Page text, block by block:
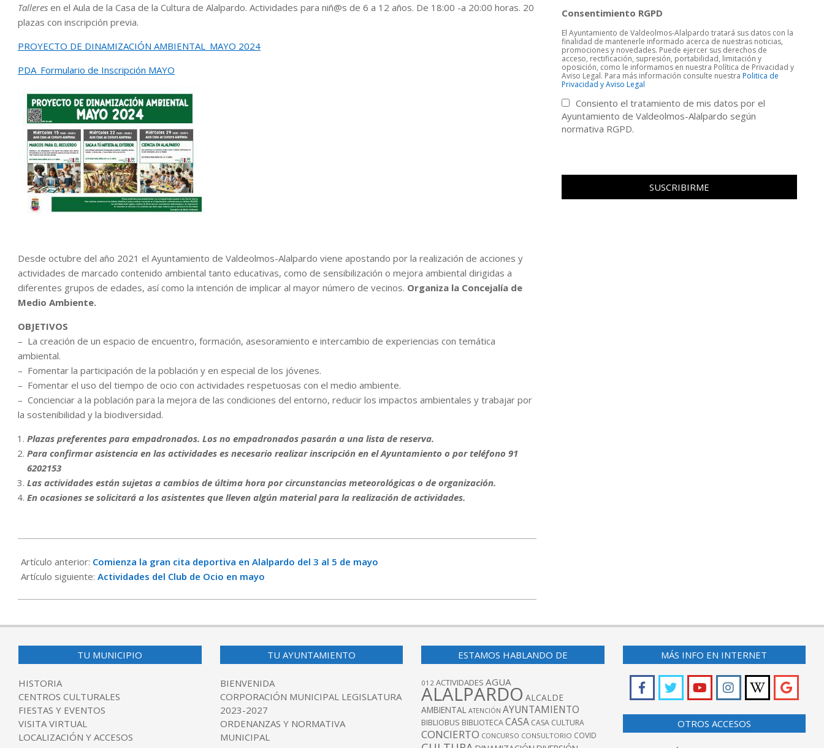
Talleres en el Aula de la Casa de la Cultura de Alalpardo. Actividades para niñ@s de 6 a 12 años. De 18:00 -a 20:00 horas. 20
plazas con inscripción previa.
PROYECTO DE DINAMIZACIÓN AMBIENTAL_MAYO 2024
PDA_Formulario de Inscripción MAYO
Desde octubre del año 2021 el Ayuntamiento de Valdeolmos-Alalpardo viene apostando por la realización de acciones y
actividades de marcado contenido ambiental tanto educativas, como de sensibilización o mejora ambiental dirigidas a
diferentes grupos de edades, así como la intención de implicar al mayor número de vecinos. Organiza la Concejalía de
Medio Ambiente.
OBJETIVOS
– La creación de un espacio de encuentro, formación, asesoramiento e intercambio de experiencias con temática
ambiental.
– Fomentar la participación de la población y en especial de los jóvenes.
– Fomentar el uso del tiempo de ocio con actividades respetuosas con el medio ambiente.
– Concienciar a la población para la mejora de las condiciones del entorno, reducir los impactos ambientales y trabajar por
la sostenibilidad y la biodiversidad.
Plazas preferentes para empadronados. Los no empadronados pasarán a una lista de reserva.
Para confirmar asistencia en las actividades es necesario realizar inscripción en el Ayuntamiento o por teléfono 91
6202153
Las actividades están sujetas a cambios de última hora por circunstancias meteorológicas o de organización.
En ocasiones se solicitará a los asistentes que lleven algún material para la realización de actividades.
04-
30
Artículo anterior: Comienza la gran cita deportiva en Alalpardo del 3 al 5 de mayo
Artículo siguiente: Actividades del Club de Ocio en mayo
Consentimiento RGPD
El Ayuntamiento de Valdeolmos-Alalpardo tratará sus datos con la
finalidad de mantenerle informado acerca de nuestras noticias,
promociones y novedades. Puede ejercer sus derechos de
acceso, rectificación, supresión, portabilidad, limitación y
oposición, como le informamos en nuestra Política de Privacidad y
Aviso Legal. Para más información consulte nuestraPolitica de
Privacidad y Aviso Legal
Consiento el tratamiento de mis datos por el
Ayuntamiento de Valdeolmos-Alalpardo según
normativa RGPD.
TU MUNICIPIO
HISTORIA
CENTROS CULTURALES
FIESTAS Y EVENTOS
VISITA VIRTUAL
LOCALIZACIÓN Y ACCESOS
TU AYUNTAMIENTO
BIENVENIDA
CORPORACIÓN MUNICIPAL LEGISLATURA
2023-2027
ORDENANZAS Y NORMATIVA
MUNICIPAL
ESTAMOS HABLANDO DE
012 ACTIVIDADES AGUA
ALALPARDO ALCALDE
AMBIENTAL ATENCIÓN AYUNTAMIENTO
BIBLIOBUS BIBLIOTECACASA CASA CULTURA
CONCIERTO CONCURSO CONSULTORIO COVID
MÁS INFO EN INTERNET
OTROS ACCESOS